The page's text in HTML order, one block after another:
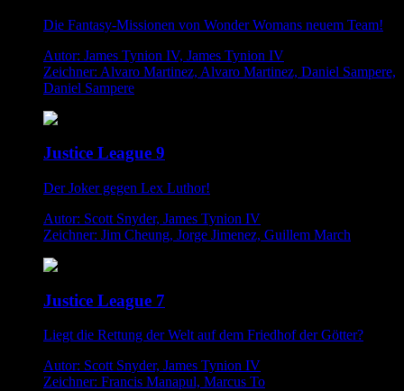
Die Fantasy-Missionen von Wonder Womans neuem Team!
Autor: James Tynion IV, James Tynion IV
Zeichner: Alvaro Martinez, Alvaro Martinez, Daniel Sampere,
Daniel Sampere
Justice League 9
Der Joker gegen Lex Luthor!
Autor: Scott Snyder, James Tynion IV
Zeichner: Jim Cheung, Jorge Jimenez, Guillem March
Justice League 7
Liegt die Rettung der Welt auf dem Friedhof der Götter?
Autor: Scott Snyder, James Tynion IV
Zeichner: Francis Manapul, Marcus To